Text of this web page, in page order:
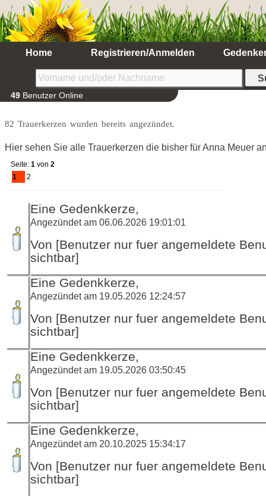
Home Registrieren/Anmelden
49 Benutzer Online
82 Trauerkerzen wurden bereits angezündet.
Hier sehen Sie alle Trauerkerzen die bisher für Anna Meuer
Seite: 1 von 2
1
2
Eine Gedenkkerze,
Angezündet am 06.06.2026 19:01:01
Von [Benutzer nur fuer angemeldete
sichtbar]
Eine Gedenkkerze,
Angezündet am 19.05.2026 12:24:57
Von [Benutzer nur fuer angemeldete
sichtbar]
Eine Gedenkkerze,
Angezündet am 19.05.2026 03:50:45
Von [Benutzer nur fuer angemeldete
sichtbar]
Eine Gedenkkerze,
Angezündet am 20.10.2025 15:34:17
Von [Benutzer nur fuer angemeldete
sichtbar]